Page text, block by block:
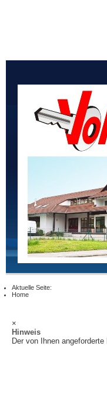
Aktuelle Seite:
Home
×
Hinweis
Der von Ihnen